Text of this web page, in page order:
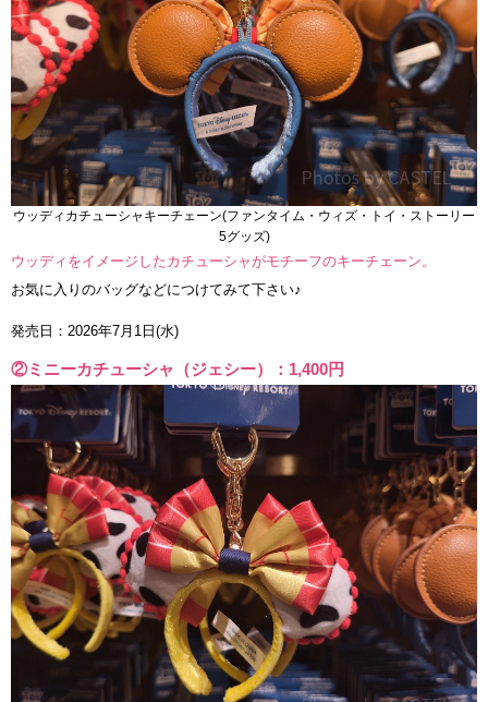
ウッディカチューシャキーチェーン(ファンタイム・ウィズ・トイ・ストーリー
5グッズ)
ウッディをイメージしたカチューシャがモチーフのキーチェーン。
お気に入りのバッグなどにつけてみて下さい♪
発売日：2026年7月1日(水)
②ミニーカチューシャ（ジェシー）：1,400円